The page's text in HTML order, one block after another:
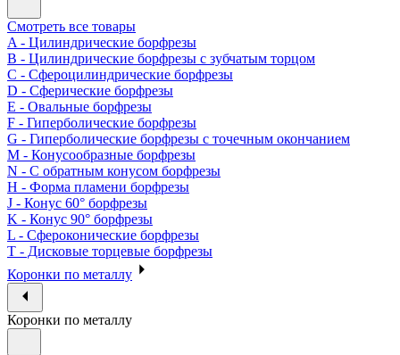
Смотреть все товары
A - Цилиндрические борфрезы
B - Цилиндрические борфрезы с зубчатым торцом
C - Сфероцилиндрические борфрезы
D - Сферические борфрезы
E - Овальные борфрезы
F - Гиперболические борфрезы
G - Гиперболические борфрезы с точечным окончанием
M - Конусообразные борфрезы
N - С обратным конусом борфрезы
H - Форма пламени борфрезы
J - Конус 60° борфрезы
K - Конус 90° борфрезы
L - Сфероконические борфрезы
T - Дисковые торцевые борфрезы
Коронки по металлу
Коронки по металлу